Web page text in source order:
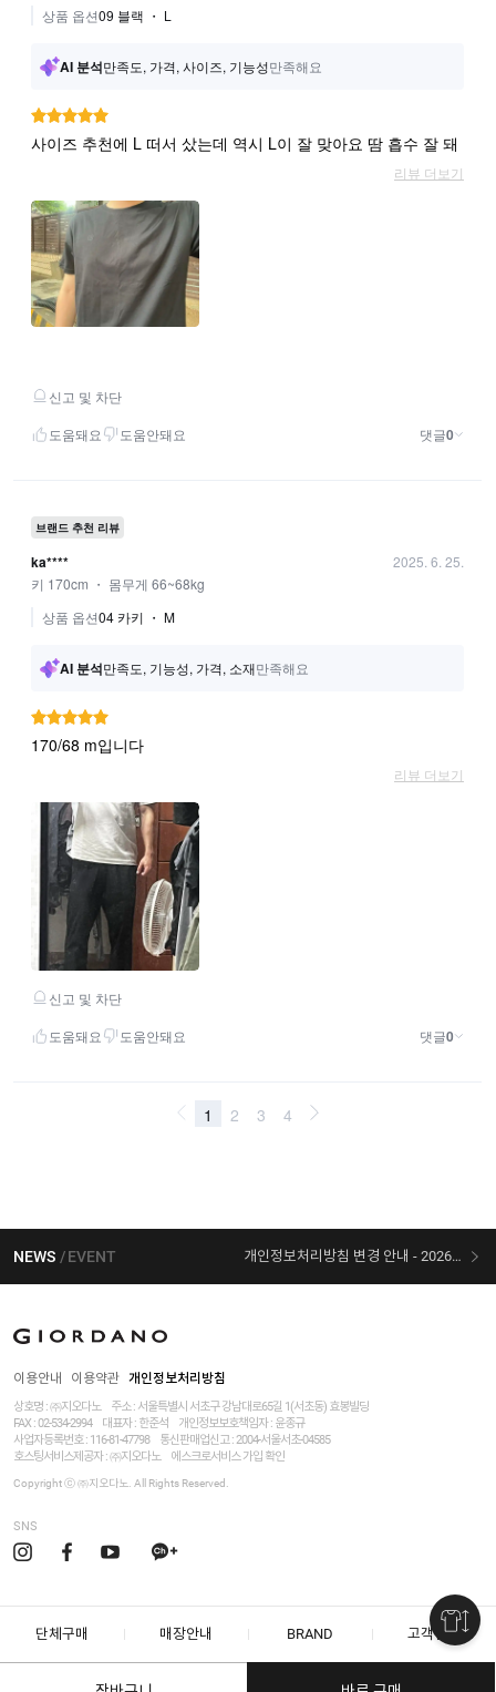
NEWS EVENT 개인정보처리방침 변경 안내 - 2026/07/30 시행
이용안내 이용약관 개인정보처리방침
상호명 : ㈜지오다노
주소 : 서울특별시 서초구 강남대로65길 1(서초동) 효봉빌딩
FAX : 02-534-2994
대표자 : 한준석 개인정보보호책임자 : 윤종규
사업자등록번호 : 116-81-47798
통신판매업신고 : 2004-서울서초-04585
호스팅서비스제공자 : ㈜지오다노
에스크로서비스 가입 확인
Copyright ⓒ ㈜지오다노. All Rights Reserved.
SNS
단체구매 매장안내 BRAND 고객센터